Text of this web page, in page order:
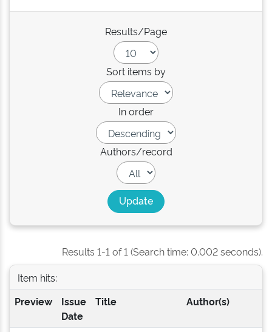
Results/Page
Sort items by
In order
Authors/record
Results 1-1 of 1 (Search time: 0.002 seconds).
Item hits:
Preview
Issue
Date
Title Author(s)